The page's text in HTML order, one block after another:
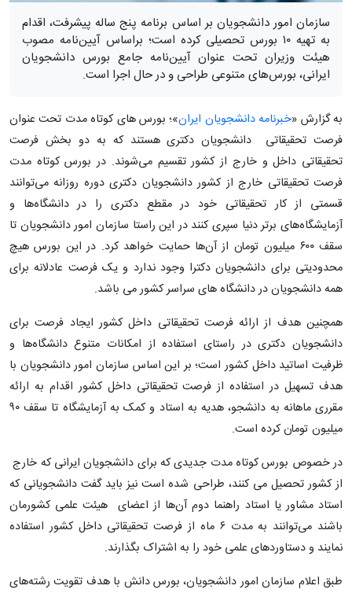
سازمان امور دانشجویان بر اساس برنامه پنج ساله پیشرفت، اقدام
به تهیه ۱۰ بورس تحصیلی کرده است؛ براساس آیین‌نامه مصوب
هیئت وزیران تحت عنوان آیین‌نامه جامع بورس دانشجویان
ایرانی، بورس‌های متنوعی طراحی و در حال اجرا است.
به گزارش «خبرنامه دانشجویان ایران»؛ بورس های کوتاه مدت تحت عنوان
فرصت تحقیقاتی دانشجویان دکتری هستند که به دو بخش فرصت
تحقیقاتی داخل و خارج از کشور تقسیم می‌شوند. در بورس کوتاه مدت
فرصت تحقیقاتی خارج از کشور دانشجویان دکتری دوره روزانه می‌توانند
قسمتی از کار تحقیقاتی خود در مقطع دکتری را در دانشگاه‌ها و
آزمایشگاه‌های برتر دنیا سپری کنند در این راستا سازمان امور دانشجویان تا
سقف ۶۰۰ میلیون تومان از آن‌ها حمایت خواهد کرد. در این بورس هیچ
محدودیتی برای دانشجویان دکترا وجود ندارد و یک فرصت عادلانه برای
همه دانشجویان در دانشگاه های سراسر کشور می باشد.
همچنین هدف از ارائه فرصت تحقیقاتی داخل کشور ایجاد فرصت برای
دانشجویان دکتری در راستای استفاده از امکانات متنوع دانشگاه‌ها و
ظرفیت اساتید داخل کشور است؛ بر این اساس سازمان امور دانشجویان با
هدف تسهیل در استفاده از فرصت تحقیقاتی داخل کشور اقدام به ارائه
مقرری ماهانه به دانشجو، هدیه به استاد و کمک به آزمایشگاه تا سقف ۹۰
میلیون تومان کرده است.
در خصوص بورس کوتاه مدت جدیدی که برای دانشجویان ایرانی که خارج
از کشور تحصیل می کنند، طراحی شده است نیز باید گفت دانشجویانی که
استاد مشاور یا استاد راهنما دوم آن‌ها از اعضای هیئت علمی کشورمان
باشند می‌توانند به مدت ۶ ماه از فرصت تحقیقاتی داخل کشور استفاده
نمایند و دستاوردهای علمی خود را به اشتراک بگذارند.
طبق اعلام سازمان امور دانشجویان، بورس دانش با هدف تقویت رشته‌های